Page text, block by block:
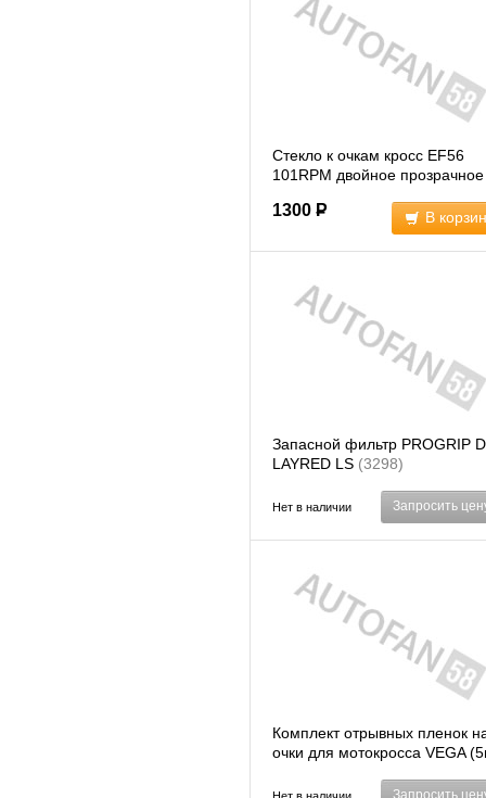
Стекло к очкам кросс EF56
101RPM двойное прозрачное
1300 Р В
Запасной фильтр PROGRIP
LAYRED LS (3298)
Нет в наличии Запросить
Комплект отрывных пленок
очки для мотокросса VEGA
Запросить